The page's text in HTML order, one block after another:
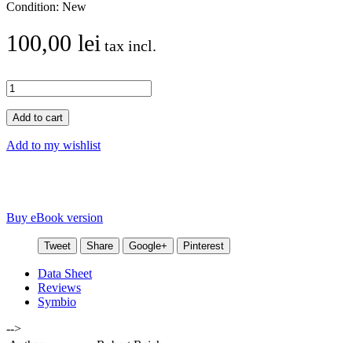
Condition: New
100,00 lei tax incl.
Add to cart
Add to my wishlist
Buy eBook version
Tweet Share Google+ Pinterest
Data Sheet
Reviews
Symbio
-->